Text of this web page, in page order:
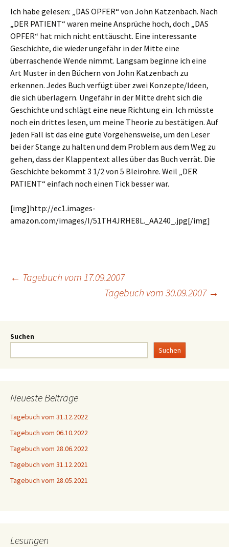
Ich habe gelesen: „DAS OPFER“ von John Katzenbach. Nach
„DER PATIENT“ waren meine Ansprüche hoch, doch „DAS
OPFER“ hat mich nicht enttäuscht. Eine interessante
Geschichte, die wieder ungefähr in der Mitte eine
überraschende Wende nimmt. Langsam beginne ich eine
Art Muster in den Büchern von John Katzenbach zu
erkennen. Jedes Buch verfügt über zwei Konzepte/Ideen,
die sich überlagern. Ungefähr in der Mitte dreht sich die
Geschichte und schlägt eine neue Richtung ein. Ich müsste
noch ein drittes lesen, um meine Theorie zu bestätigen. Auf
jeden Fall ist das eine gute Vorgehensweise, um den Leser
bei der Stange zu halten und dem Problem aus dem Weg zu
gehen, dass der Klappentext alles über das Buch verrät. Die
Geschichte bekommt 3 1/2 von 5 Bleirohre. Weil „DER
PATIENT“ einfach noch einen Tick besser war.
[img]http://ec1.images-
amazon.com/images/I/51TH4JRHE8L._AA240_.jpg[/img]
← Tagebuch vom 17.09.2007
Tagebuch vom 30.09.2007 →
Suchen
Suchen
Neueste Beiträge
Tagebuch vom 31.12.2022
Tagebuch vom 06.10.2022
Tagebuch vom 28.06.2022
Tagebuch vom 31.12.2021
Tagebuch vom 28.05.2021
Lesungen